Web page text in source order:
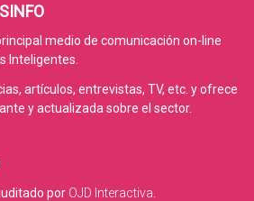
medio de comunicación on-line
Inteligentes.
artículos, entrevistas, TV, etc. y ofrece
y actualizada sobre el sector.
por OJD Interactiva